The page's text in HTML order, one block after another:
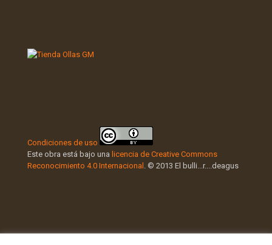
Condiciones de uso
Este obra está bajo una licencia de Creative Commons
Reconocimiento 4.0 Internacional . © 2013 El bulli...r....deagus